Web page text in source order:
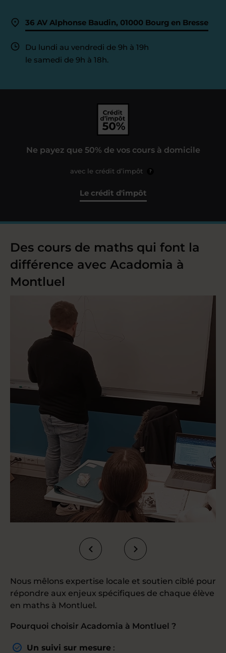
36 AV Alphonse Baudin, 01000 Bourg en Bresse
Du lundi au vendredi de 9h à 19h
le samedi de 9h à 18h.
Ne payez que 50% de vos cours à domicile
avec le crédit d’impôt ?
Le crédit d'impôt
Des cours de maths qui font la
différence avec Acadomia à
Montluel
Nous mêlons expertise locale et soutien ciblé pour
répondre aux enjeux spécifiques de chaque élève
en maths à Montluel.
Pourquoi choisir Acadomia à Montluel ?
Un suivi sur mesure :